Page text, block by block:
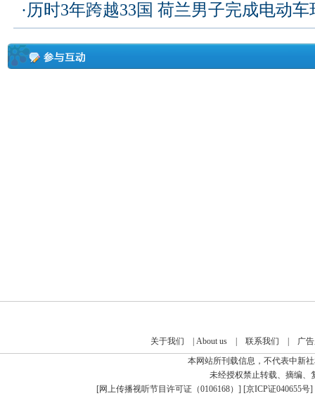
·历时3年跨越33国 荷兰男子完成电动车
关于我们 About us| 联系我们
广
本网站所刊载信息，不代表中新
未经授权禁止转载、摘编、
[网上传播视听节目许可证（0106168） ] [京ICP证040655号]